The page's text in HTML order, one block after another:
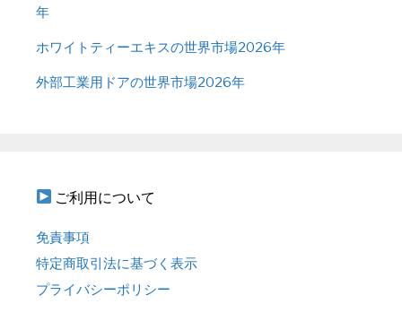
年
ホワイトティーエキスの世界市場2026年
外部工業用ドアの世界市場2026年
ご利用について
免責事項
特定商取引法に基づく表示
プライバシーポリシー